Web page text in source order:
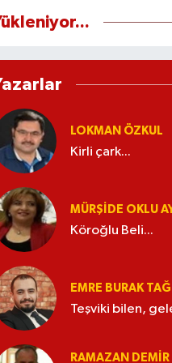
LOKMAN ÖZKUL
Kirli çark...
MÜRŞIDE OKLU
Köroğlu Beli...
EMRE BURAK TAĞ
Teşviki bilen,
RAMAZAN DEMİR